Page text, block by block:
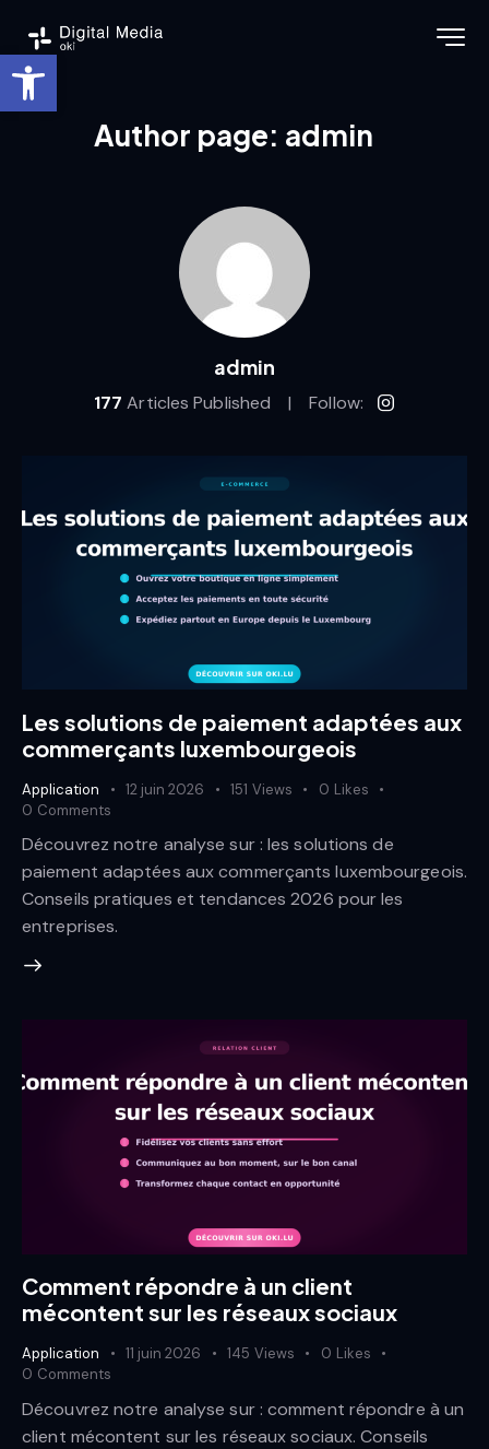
Ouvrir la barre d’outils
Author page: admin
admin
177 Articles Published Follow:
Les solutions de paiement adaptées aux
commerçants luxembourgeois
Application 12 juin 2026 151 Views 0 Likes
0 Comments
Découvrez notre analyse sur : les solutions de
paiement adaptées aux commerçants luxembourgeois.
Conseils pratiques et tendances 2026 pour les
entreprises.
Comment répondre à un client
mécontent sur les réseaux sociaux
Application 11 juin 2026 145 Views 0 Likes
0 Comments
Découvrez notre analyse sur : comment répondre à un
client mécontent sur les réseaux sociaux. Conseils